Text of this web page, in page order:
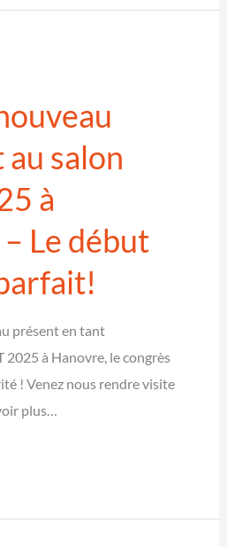
salon
à
Le début
présent en tant
2025 à Hanovre, le congrès
! Venez nous rendre visite
plus…